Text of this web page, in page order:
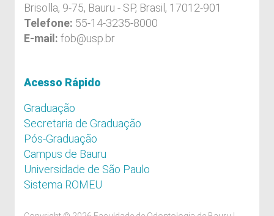
Brisolla, 9-75, Bauru - SP, Brasil, 17012-901
Telefone: 55-14-3235-8000
E-mail: fob@usp.br
Acesso Rápido
Graduação
Secretaria de Graduação
Pós-Graduação
Campus de Bauru
Universidade de São Paulo
Sistema ROMEU